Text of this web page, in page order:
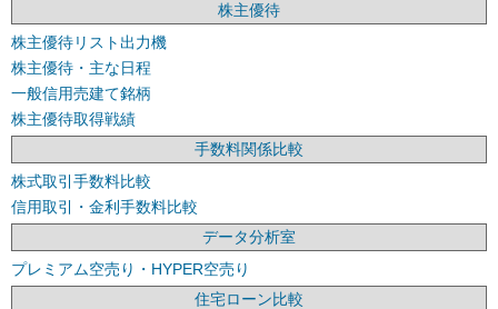
株主優待
株主優待リスト出力機
株主優待・主な日程
一般信用売建て銘柄
株主優待取得戦績
手数料関係比較
株式取引手数料比較
信用取引・金利手数料比較
データ分析室
プレミアム空売り・HYPER空売り
住宅ローン比較